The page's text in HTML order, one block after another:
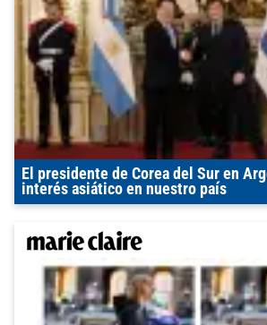
El presidente de Corea del Sur en
interés asiático en nuestro país